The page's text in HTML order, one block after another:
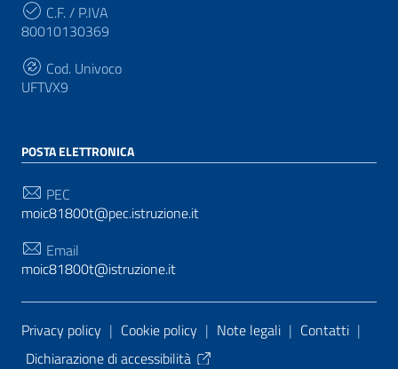
C.F. / P.IVA
80010130369
Cod. Univoco
UFTVX9
POSTA ELETTRONICA
PEC
moic81800t@pec.istruzione.it
Email
moic81800t@istruzione.it
Sezione Link Utili
Privacy policy | Cookie policy | Note legali | Contatti |
Dichiarazione di accessibilità